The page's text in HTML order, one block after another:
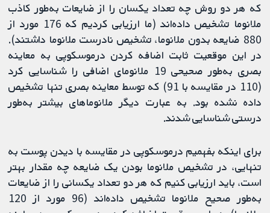
که هر دو روش چه تعداد یکسان را از ضایعات به‌طور کاذب
ملانوما تشخیص داده‌اند (ما ارزیابی کردیم که 176 مورد از
880 ضایعه بدون ملانوما، تشخیص نادرست ملانوما داشتند).
در این موقعیت ثابت اضافه کردن درموسکوپی به معاینه
بصری به‌طور صحیحی 19 ملانومای اضافی را شناسایی کرد
(110 در مقایسه با 91) که توسط معاینه بصری تنها تشخیص
داده نشده بود. به عبارت دیگر ملانوماهای بیشتر به‌طور
درستی شناسایی شدند.
برای اینکه بفهمیم درموسکوپی در مقایسه با دیدن پوست به
تنهایی، در تشخیص ملانوما بودن یک ضایعه چه مقدار بهتر
است، باید ارزیابی کنیم که هر دو تعداد یکسانی را از ضایعات
به‌طور صحیح ملانوما تشخیص داده‌اند (96 مورد از 120